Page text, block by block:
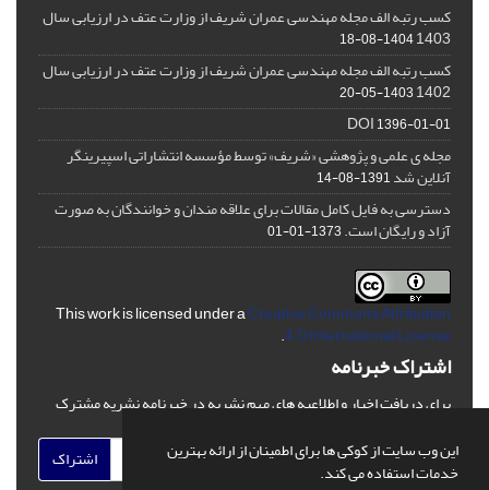
این وب سایت از کوکی ها برای اطمینان از ارائه بهترین
خدمات استفاده می کند.
کسب رتبه الف مجله مهندسی عمران شریف از وزارت عتف در ارزیابی سال
1403
1404-08-18
کسب رتبه الف مجله مهندسی عمران شریف از وزارت عتف در ارزیابی سال
1402
1403-05-20
DOI1396-01-01
مجله ی علمی و پژوهشی «شریف» توسط مؤسسه انتشاراتی اسپیرینگر
آنلاین شد1391-08-14
دسترسی به فایل کامل مقالات برای علاقه مندان و خوانندگان به صورت
آزاد و رایگان است.1373-01-01
This work is licensed under aCreative Commons Attribution
4.0 International License
.
اشتراک خبرنامه
برای دریافت اخبار و اطلاعیه های مهم نشریه در خبرنامه نشریه مشترک
اشتراک